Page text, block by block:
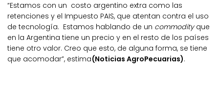
“Estamos con un costo argentino extra como las
retenciones y el Impuesto PAIS, que atentan contra el uso
de tecnología. Estamos hablando de un commodityque
en la Argentina tiene un precio y en el resto de los países
tiene otro valor. Creo que esto, de alguna forma, se tiene
que acomodar”, estima(Noticias AgroPecuarias).